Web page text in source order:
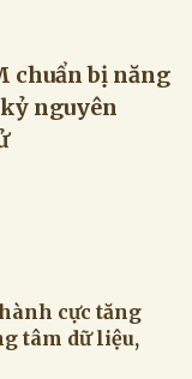
chuẩn bị năng
nguyên
cực tăng
tâm dữ liệu,